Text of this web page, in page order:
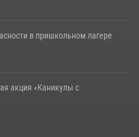
в пришкольном лагере
акция «Каникулы с